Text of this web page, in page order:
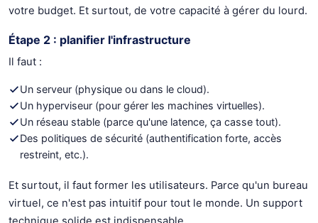
votre budget. Et surtout, de votre capacité à gérer du lourd.
Étape 2 : planifier l'infrastructure
Il faut :
Un serveur (physique ou dans le cloud).
Un hyperviseur (pour gérer les machines virtuelles).
Un réseau stable (parce qu'une latence, ça casse tout).
Des politiques de sécurité (authentification forte, accès
restreint, etc.).
Et surtout, il faut former les utilisateurs. Parce qu'un bureau
virtuel, ce n'est pas intuitif pour tout le monde. Un support